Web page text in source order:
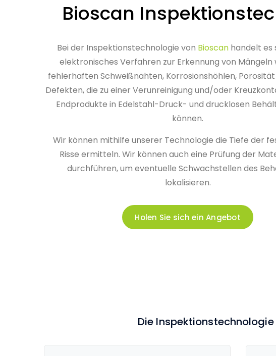
Bioscan
Bei der Inspektionstechnologie von Bioscan handelt es
elektronisches Verfahren zur Erkennung von Mängeln
fehlerhaften Schweißnähten, Korrosionshöhlen,
Defekten, die zu einer Verunreinigung und/oder
Endprodukte in Edelstahl-Druck- und drucklosen
können.
Wir können mithilfe unserer Technologie die Tiefe der
Risse ermitteln. Wir können auch eine Prüfung der
durchführen, um eventuelle Schwachstellen des
lokalisieren.
Holen Sie sich ein Angebot
Die